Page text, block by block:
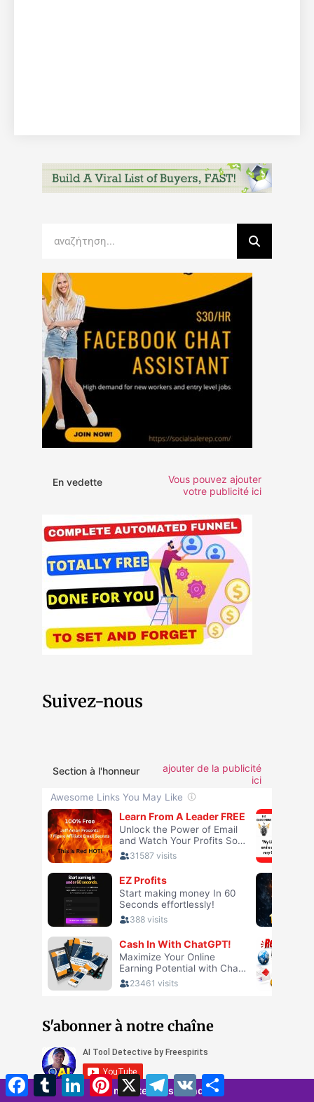
En vedette
Vous pouvez ajouter
votre publicité ici
Suivez-nous
Section à l'honneur
ajouter de la publicité
ici
S'abonner à notre chaîne
Facebook
TumblrLinkedInPinterest
X Télégramme
VK Partager
5 minutes 21 seconds